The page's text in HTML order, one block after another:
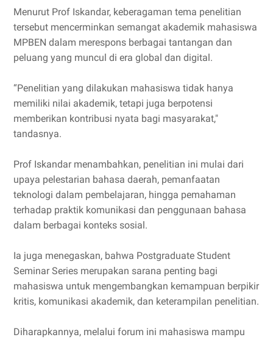
Menurut Prof Iskandar, keberagaman tema penelitian
tersebut mencerminkan semangat akademik mahasiswa
MPBEN dalam merespons berbagai tantangan dan
peluang yang muncul di era global dan digital.
“Penelitian yang dilakukan mahasiswa tidak hanya
memiliki nilai akademik, tetapi juga berpotensi
memberikan kontribusi nyata bagi masyarakat,"
tandasnya.
Prof Iskandar menambahkan, penelitian ini mulai dari
upaya pelestarian bahasa daerah, pemanfaatan
teknologi dalam pembelajaran, hingga pemahaman
terhadap praktik komunikasi dan penggunaan bahasa
dalam berbagai konteks sosial.
Ia juga menegaskan, bahwa Postgraduate Student
Seminar Series merupakan sarana penting bagi
mahasiswa untuk mengembangkan kemampuan berpikir
kritis, komunikasi akademik, dan keterampilan penelitian.
Diharapkannya, melalui forum ini mahasiswa mampu